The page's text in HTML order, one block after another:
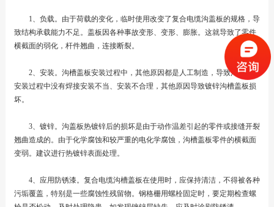
1、负载。由于荷载的变化，临时使用改变了复合电缆沟盖板的规格，导
致结构承载能力不足。盖板因各种事故变形、变形、膨胀。这就导致了零件
横截面的弱化，杆件翘曲，连接断裂。
2、安装。沟槽盖板安装过程中，其他原因都是人工制造，导致沟槽盖板
安装过程中没有焊接安装不当、安装不合理，其他原因导致镀锌沟槽盖板损
坏。
3、镀锌。沟盖板热镀锌后的损坏是由于动作温差引起的零件或接缝开裂
翘曲造成的。由于化学腐蚀和较严重的电化学腐蚀，沟槽盖板零件的横截面
变弱。建议进行热镀锌表面处理。
4、应用防锈漆。复合电缆沟槽盖板在使用时，应保持清洁，不得被各种
污垢覆盖，特别是一些腐蚀性残留物。钢格栅用螺栓固定时，要定期检查螺